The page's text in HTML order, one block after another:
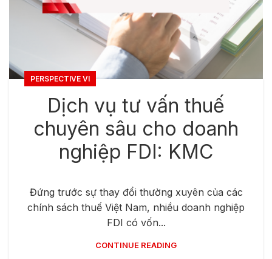
PERSPECTIVE VI
Dịch vụ tư vấn thuế
chuyên sâu cho doanh
nghiệp FDI: KMC
Đứng trước sự thay đổi thường xuyên của các
chính sách thuế Việt Nam, nhiều doanh nghiệp
FDI có vốn...
CONTINUE READING